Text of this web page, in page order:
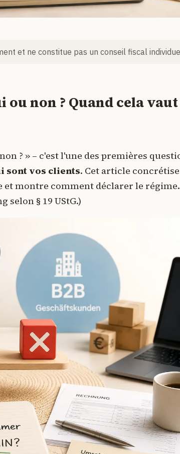
et ne constitue pas un conseil fiscal
non ? Quand cela
? » – c'est l'une des premières
sont vos clients. Cet article
et montre comment déclarer le
§ 19 UStG.)